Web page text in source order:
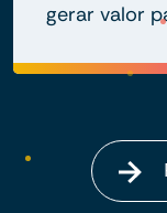
gerar valor